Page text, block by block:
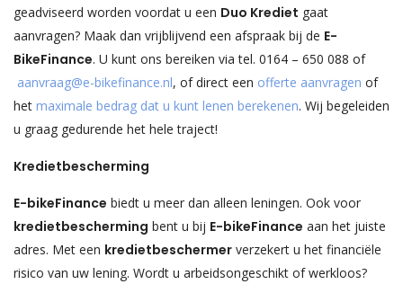
geadviseerd worden voordat u een Duo Krediet gaat
aanvragen? Maak dan vrijblijvend een afspraak bij de E-
BikeFinance. U kunt ons bereiken via tel. 0164 – 650 088 of
aanvraag@e-bikefinance.nl, of direct een offerte aanvragen of
het maximale bedrag dat u kunt lenen berekenen. Wij begeleiden
u graag gedurende het hele traject!
Kredietbescherming
E-bikeFinance biedt u meer dan alleen leningen. Ook voor
kredietbescherming bent u bij E-bikeFinance aan het juiste
adres. Met een kredietbeschermer verzekert u het financiële
risico van uw lening. Wordt u arbeidsongeschikt of werkloos?